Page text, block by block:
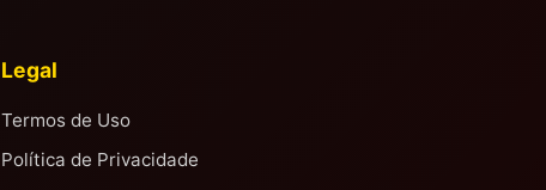
Legal
Termos de Uso
Política de Privacidade